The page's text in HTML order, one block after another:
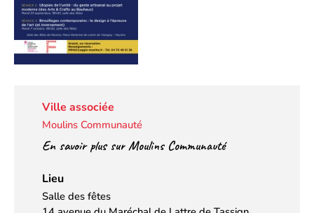
Ville associée
Moulins Communauté
En savoir plus sur Moulins Communauté
Lieu
Salle des fêtes